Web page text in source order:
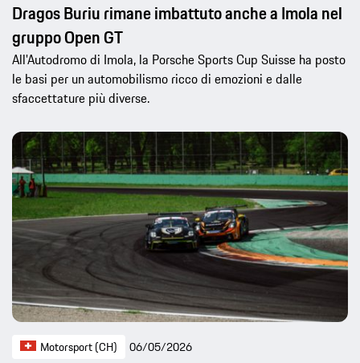
Dragos Buriu rimane imbattuto anche a Imola nel
gruppo Open GT
All'Autodromo di Imola, la Porsche Sports Cup Suisse ha posto
le basi per un automobilismo ricco di emozioni e dalle
sfaccettature più diverse.
Motorsport (CH) 06/05/2026